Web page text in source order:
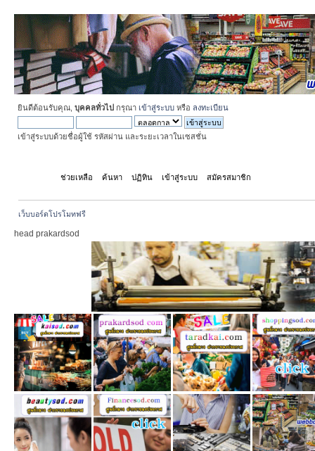
ยินดีต้อนรับคุณ, บุคคลทั่วไป กรุณา เข้าสู่ระบบ หรือ ลงทะเบียน
เข้าสู่ระบบด้วยชื่อผู้ใช้ รหัสผ่าน และระยะเวลาในเซสชั่น
ช่วยเหลือ ค้นหา ปฏิทิน เข้าสู่ระบบ สมัครสมาชิก
เว็บบอร์ดโปรโมทฟรี
head prakardsod